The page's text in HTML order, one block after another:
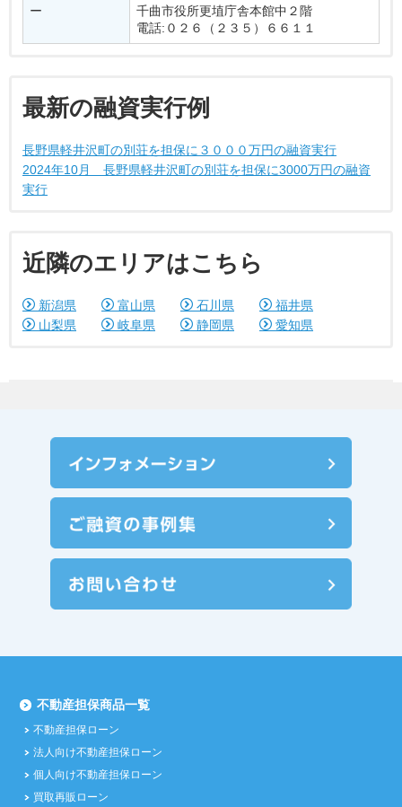
ー
千曲市役所更埴庁舎本館中２階
電話:０２６（２３５）６６１１
最新の融資実行例
長野県軽井沢町の別荘を担保に３０００万円の融資実行
2024年10月 長野県軽井沢町の別荘を担保に3000万円の融資
実行
近隣のエリアはこちら
新潟県 富山県 石川県
福井県
山梨県
岐阜県 静岡県 愛知県
不動産担保商品一覧
不動産担保ローン
法人向け不動産担保ローン
個人向け不動産担保ローン
買取再販ローン